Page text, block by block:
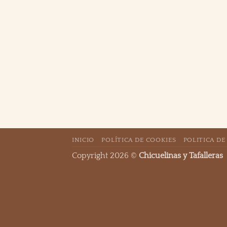
INICIO POLÍTICA DE COOKIES POLITICA
Copyright 2026 © Chicuelinas y Tafalleras